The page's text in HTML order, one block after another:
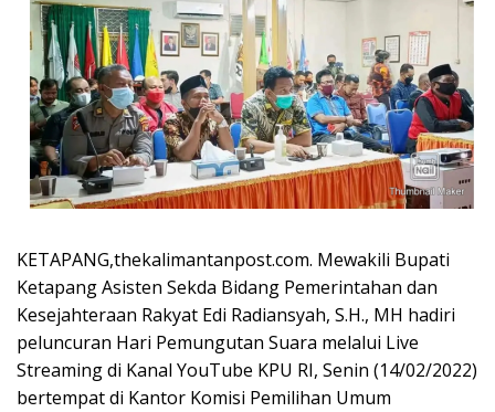
KETAPANG,thekalimantanpost.com. Mewakili Bupati
Ketapang Asisten Sekda Bidang Pemerintahan dan
Kesejahteraan Rakyat Edi Radiansyah, S.H., MH hadiri
peluncuran Hari Pemungutan Suara melalui Live
Streaming di Kanal YouTube KPU RI, Senin (14/02/2022)
bertempat di Kantor Komisi Pemilihan Umum